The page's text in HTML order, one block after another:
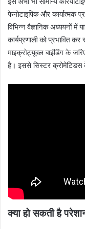
फेनोटाइपिक और कार्यात्मक
विभिन्न वैज्ञानिक अध्ययनों में
कार्यप्रणाली को प्रभावित
माइक्रोट्यूबल बाइंडिंग के
है। इससे सिस्टर
क्या हो सकती है